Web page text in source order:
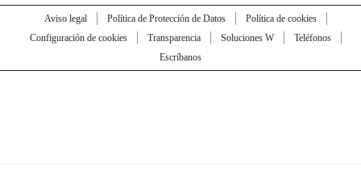
Aviso legal Política de Protección de Datos
Política de cookies
Configuración de cookies
Transparencia Soluciones W
Teléfonos
Escríbanos